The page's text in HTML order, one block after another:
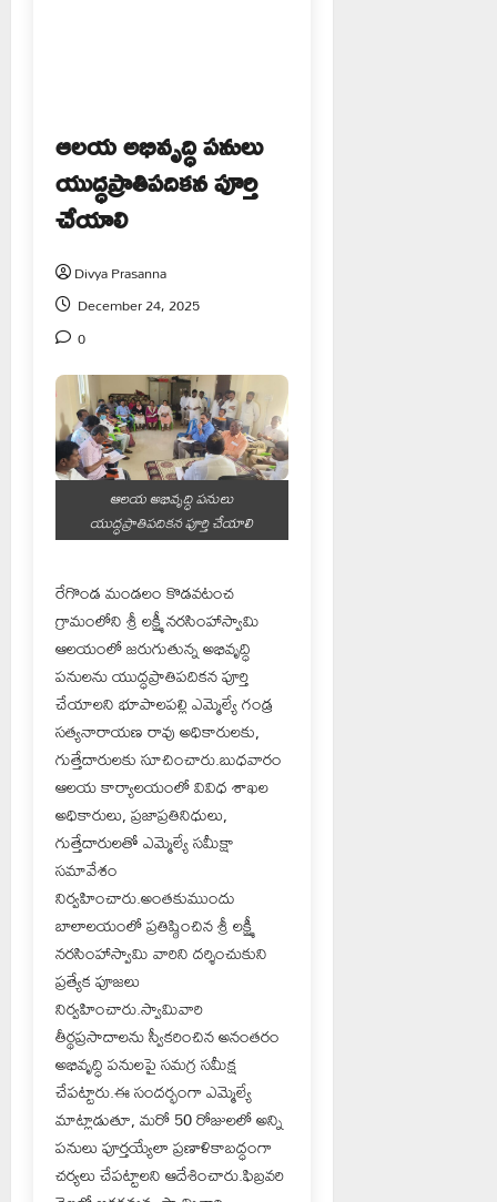
ఆలయ అభివృద్ధి పనులు
యుద్ధప్రాతిపదికన పూర్తి
చేయాలి
Divya Prasanna
December 24, 2025
0
ఆలయ అభివృద్ధి పనులు
యుద్ధప్రాతిపదికన పూర్తి చేయాలి
రేగొండ మండలం కొడవటంచ
గ్రామంలోని శ్రీ లక్ష్మీ నరసింహాస్వామి
ఆలయంలో జరుగుతున్న అభివృద్ధి
పనులను యుద్ధప్రాతిపదికన పూర్తి
చేయాలని భూపాలపల్లి ఎమ్మెల్యే గండ్ర
సత్యనారాయణ రావు అధికారులకు,
గుత్తేదారులకు సూచించారు.బుధవారం
ఆలయ కార్యాలయంలో వివిధ శాఖల
అధికారులు, ప్రజాప్రతినిధులు,
గుత్తేదారులతో ఎమ్మెల్యే సమీక్షా
సమావేశం
నిర్వహించారు.అంతకుముందు
బాలాలయంలో ప్రతిష్ఠించిన శ్రీ లక్ష్మీ
నరసింహాస్వామి వారిని దర్శించుకుని
ప్రత్యేక పూజలు
నిర్వహించారు.స్వామివారి
తీర్థప్రసాదాలను స్వీకరించిన అనంతరం
అభివృద్ధి పనులపై సమగ్ర సమీక్ష
చేపట్టారు.ఈ సందర్భంగా ఎమ్మెల్యే
మాట్లాడుతూ, మరో 50 రోజులలో అన్ని
పనులు పూర్తయ్యేలా ప్రణాళికాబద్ధంగా
చర్యలు చేపట్టాలని ఆదేశించారు.ఫిబ్రవరి